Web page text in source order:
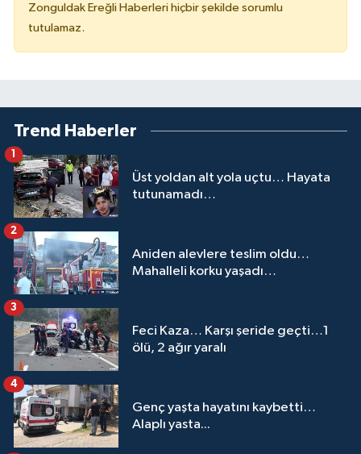
Zonguldak Ereğli Haberleri hiçbir şekilde sorumlu
tutulamaz.
Trend Haberler
Üst yoldan alt yola uçtu… Hayata
tutunamadı…
1
Aniden alevlere teslim oldu…
Mahalleli korku yaşadı…
2
Feci Kaza… Karşı şeride geçti…1
ölü, 2 ağır yaralı
3
Genç yaşta hayatını kaybetti…
Alaplı yasta...
4